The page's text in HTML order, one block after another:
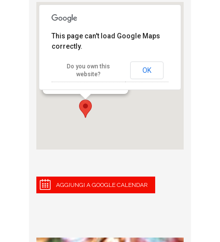
Aprile
Via Cimabue - Milano
View Eventi
This page can't load Google Maps
correctly.
Do you own this
website?
OK
AGGIUNGI A GOOGLE CALENDAR